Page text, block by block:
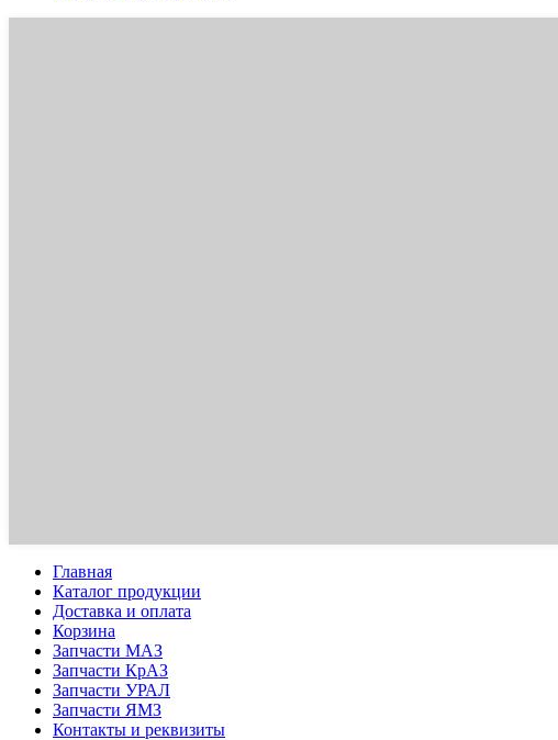
Главная
Каталог продукции
Доставка и оплата
Корзина
Запчасти МАЗ
Запчасти КрАЗ
Запчасти УРАЛ
Запчасти ЯМЗ
Контакты и реквизиты